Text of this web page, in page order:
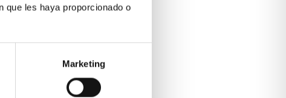
que les haya proporcionado o
Marketing